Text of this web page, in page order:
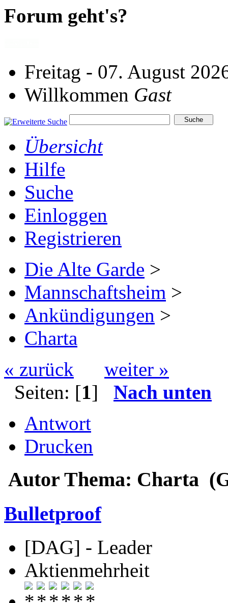
Forum geht's?
Freitag - 07. August
Willkommen Gast
Übersicht
Hilfe
Suche
Einloggen
Registrieren
Die Alte Garde >
Mannschaftsheim >
Ankündigungen >
Charta
« zurück
weiter »
Seiten: [1] Nach unten
Antwort
Drucken
Autor Thema: Charta
Bulletproof
[DAG] - Leader
Aktienmehrheit